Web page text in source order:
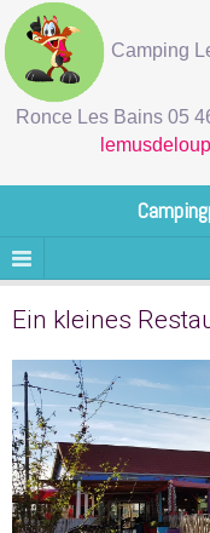
Camping
Ronce Les Bains 05
Ein kleines